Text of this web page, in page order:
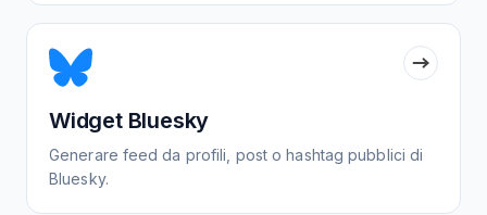
Widget Bluesky
Generare feed da profili, post o hashtag pubblici di
Bluesky.